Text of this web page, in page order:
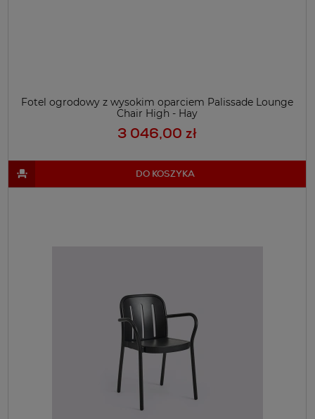
Fotel ogrodowy z wysokim oparciem Palissade Lounge
Chair High - Hay
3 046,00 zł
DO KOSZYKA